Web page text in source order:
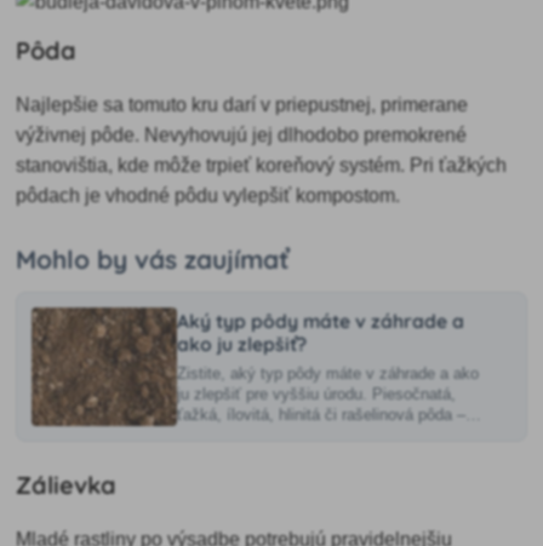
Pôda
Najlepšie sa tomuto kru darí v priepustnej, primerane
výživnej pôde. Nevyhovujú jej dlhodobo premokrené
stanovištia, kde môže trpieť koreňový systém. Pri ťažkých
pôdach je vhodné pôdu vylepšiť kompostom.
Mohlo by vás zaujímať
Aký typ pôdy máte v záhrade a
ako ju zlepšiť?
Zistite, aký typ pôdy máte v záhrade a ako
ju zlepšiť pre vyššiu úrodu. Piesočnatá,
ťažká, ílovitá, hlinitá či rašelinová pôda –
Zálievka
Mladé rastliny po výsadbe potrebujú pravidelnejšiu